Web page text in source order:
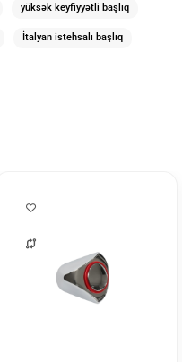
yüksək keyfiyyətli başlıq
İtalyan istehsalı başlıq